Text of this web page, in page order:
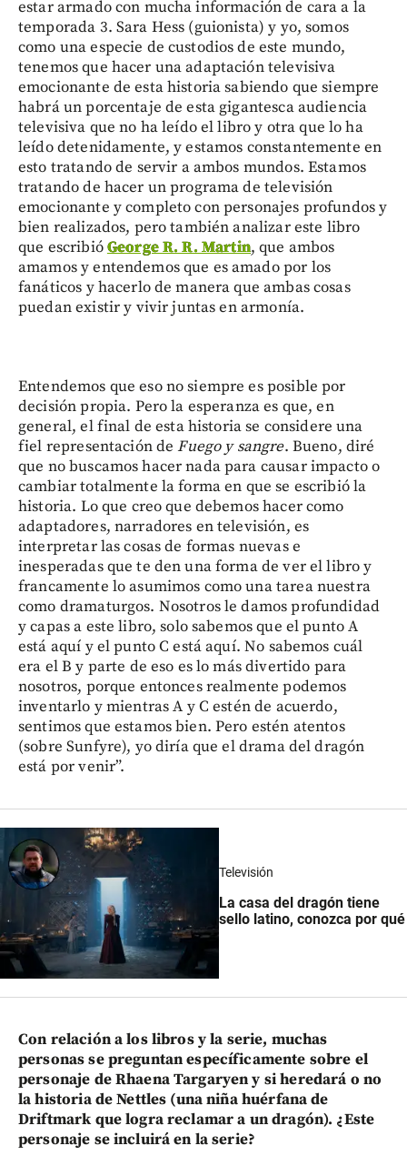
estar armado con mucha información de cara a la
temporada 3. Sara Hess (guionista) y yo, somos
como una especie de custodios de este mundo,
tenemos que hacer una adaptación televisiva
emocionante de esta historia sabiendo que siempre
habrá un porcentaje de esta gigantesca audiencia
televisiva que no ha leído el libro y otra que lo ha
leído detenidamente, y estamos constantemente en
esto tratando de servir a ambos mundos. Estamos
tratando de hacer un programa de televisión
emocionante y completo con personajes profundos y
bien realizados, pero también analizar este libro
que escribióGeorge R. R. Martin, que ambos
amamos y entendemos que es amado por los
fanáticos y hacerlo de manera que ambas cosas
puedan existir y vivir juntas en armonía.
Entendemos que eso no siempre es posible por
decisión propia. Pero la esperanza es que, en
general, el final de esta historia se considere una
fiel representación deFuego y sangre. Bueno, diré
que no buscamos hacer nada para causar impacto o
cambiar totalmente la forma en que se escribió la
historia. Lo que creo que debemos hacer como
adaptadores, narradores en televisión, es
interpretar las cosas de formas nuevas e
inesperadas que te den una forma de ver el libro y
francamente lo asumimos como una tarea nuestra
como dramaturgos. Nosotros le damos profundidad
y capas a este libro, solo sabemos que el punto A
está aquí y el punto C está aquí. No sabemos cuál
era el B y parte de eso es lo más divertido para
nosotros, porque entonces realmente podemos
inventarlo y mientras A y C estén de acuerdo,
sentimos que estamos bien. Pero estén atentos
(sobre Sunfyre), yo diría que el drama del dragón
está por venir”.
Televisión
La casa del dragón tiene
sello latino, conozca por qué
Con relación a los libros y la serie, muchas
personas se preguntan específicamente sobre el
personaje de Rhaena Targaryen y si heredará o no
la historia de Nettles (una niña huérfana de
Driftmark que logra reclamar a un dragón). ¿Este
personaje se incluirá en la serie?